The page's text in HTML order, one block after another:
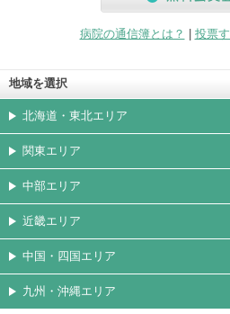
病院の通信簿とは？
投票
地域を選択
北海道・東北エリア
関東エリア
中部エリア
近畿エリア
中国・四国エリア
九州・沖縄エリア